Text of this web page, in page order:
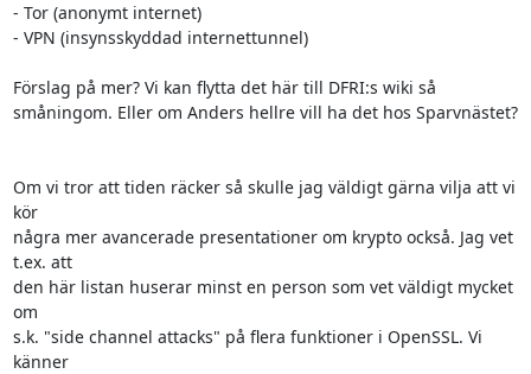
- Tor (anonymt internet)
- VPN (insynsskyddad internettunnel)
Förslag på mer? Vi kan flytta det här till DFRI:s wiki så
småningom. Eller om Anders hellre vill ha det hos Sparvnästet?
Om vi tror att tiden räcker så skulle jag väldigt gärna vilja att vi
kör
några mer avancerade presentationer om krypto också. Jag vet
t.ex. att
den här listan huserar minst en person som vet väldigt mycket
om
s.k. "side channel attacks" på flera funktioner i OpenSSL. Vi
känner